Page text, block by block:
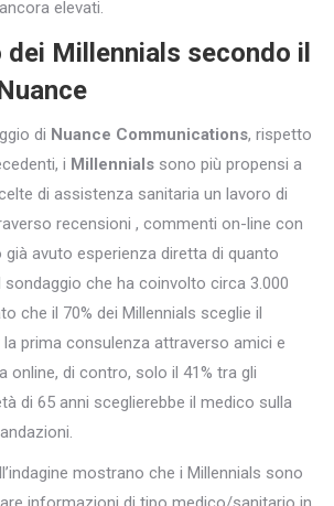
elevati.
dei Millennials secondo il
di Nuance Communications, rispetto
i Millennials sono più propensi a
di assistenza sanitaria un lavoro di
recensioni , commenti on-line con
avuto esperienza diretta di quanto
che ha coinvolto circa 3.000
che il 70% dei Millennials sceglie il
prima consulenza attraverso amici e
online, di contro, solo il 41% tra gli
di 65 anni sceglierebbe il medico sulla
mostrano che i Millennials sono